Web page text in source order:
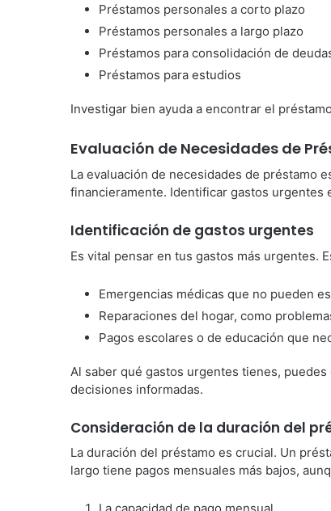
Préstamos personales a corto plazo
Préstamos personales a largo plazo
Préstamos para consolidación de
Préstamos para estudios
Investigar bien ayuda a encontrar el
Evaluación de Necesidades de
La evaluación de necesidades de préstamo
financieramente. Identificar gastos urgentes
Identificación de gastos urgentes
Es vital pensar en tus gastos más urgentes.
Emergencias médicas que no pueden
Reparaciones del hogar, como
Pagos escolares o de educación que
Al saber qué gastos urgentes tienes,
decisiones informadas.
Consideración de la duración del
La duración del préstamo es crucial. Un
largo tiene pagos mensuales más bajos,